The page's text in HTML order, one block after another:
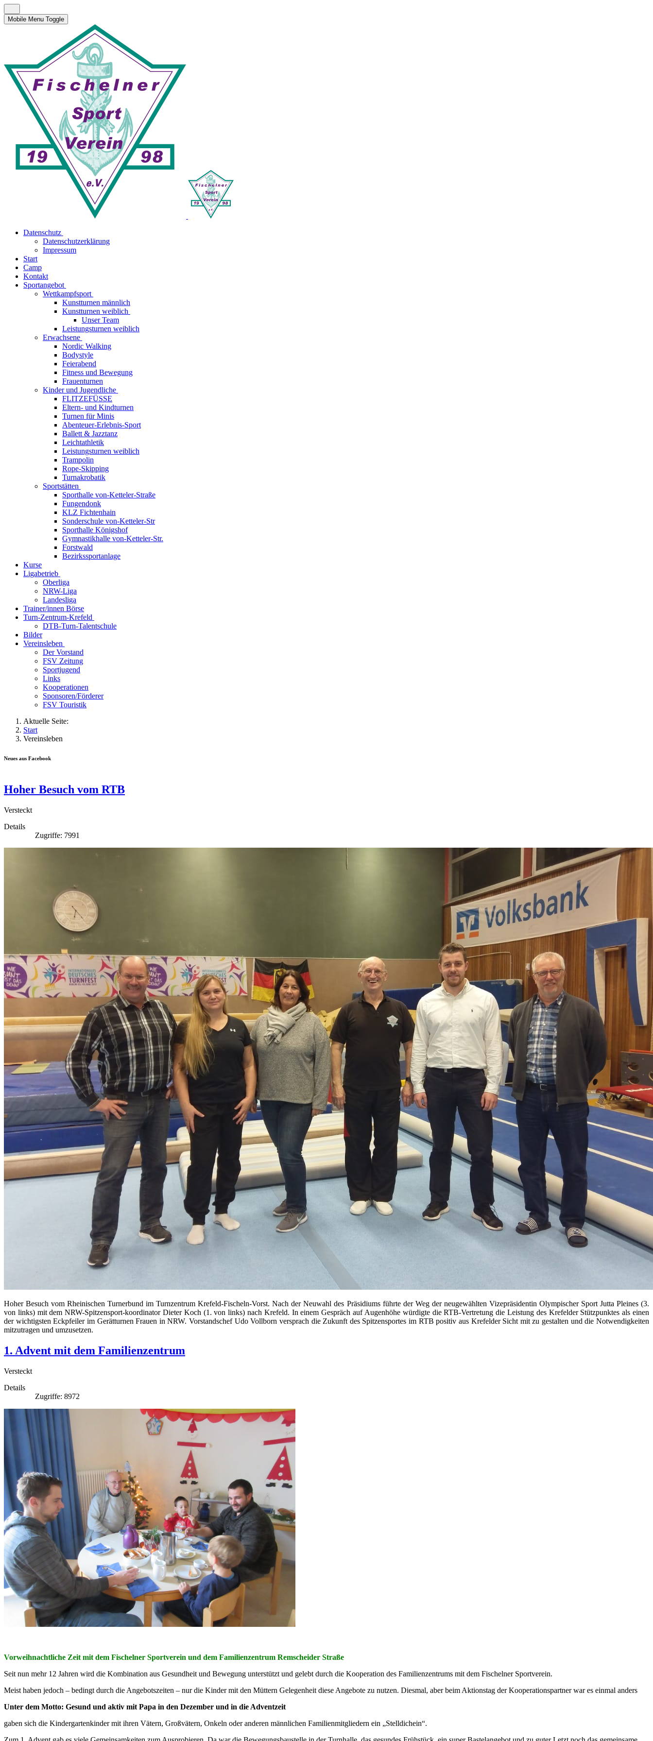
Mobile Menu Toggle
Datenschutz
Datenschutzerklärung
Impressum
Start
Camp
Kontakt
Sportangebot
Wettkampfsport
Kunstturnen männlich
Kunstturnen weiblich
Unser Team
Leistungsturnen weiblich
Erwachsene
Nordic Walking
Bodystyle
Feierabend
Fitness und Bewegung
Frauenturnen
Kinder und Jugendliche
FLITZEFÜSSE
Eltern- und Kindturnen
Turnen für Minis
Abenteuer-Erlebnis-Sport
Ballett & Jazztanz
Leichtathletik
Leistungsturnen weiblich
Trampolin
Rope-Skipping
Turnakrobatik
Sportstätten
Sporthalle von-Ketteler-Straße
Fungendonk
KLZ Fichtenhain
Sonderschule von-Ketteler-Str
Sporthalle Königshof
Gymnastikhalle von-Ketteler-Str.
Forstwald
Bezirkssportanlage
Kurse
Ligabetrieb
Oberliga
NRW-Liga
Landesliga
Trainer/innen Börse
Turn-Zentrum-Krefeld
DTB-Turn-Talentschule
Bilder
Vereinsleben
Der Vorstand
FSV Zeitung
Sportjugend
Links
Kooperationen
Sponsoren/Förderer
FSV Touristik
Aktuelle Seite:
Start
Vereinsleben
Neues aus Facebook
Hoher Besuch vom RTB
Versteckt
Details
Zugriffe: 7991
Hoher Besuch vom Rheinischen Turnerbund im Turnzentrum Krefeld-Fischeln-Vorst. Nach der Neuwahl des Präsidiums führte der Weg der neugewählten Vizepräsidentin Olympischer Sport Jutta Pleines (3.
von links) mit dem NRW-Spitzensport-koordinator Dieter Koch (1. von links) nach Krefeld. In einem Gespräch auf Augenhöhe würdigte die RTB-Vertretung die Leistung des Krefelder Stützpunktes als einen
der wichtigsten Eckpfeiler im Gerätturnen Frauen in NRW. Vorstandschef Udo Vollborn versprach die Zukunft des Spitzensportes im RTB positiv aus Krefelder Sicht mit zu gestalten und die Notwendigkeiten
mitzutragen und umzusetzen.
1. Advent mit dem Familienzentrum
Versteckt
Details
Zugriffe: 8972
Vorweihnachtliche Zeit mit dem Fischelner Sportverein und dem Familienzentrum Remscheider Straße
Seit nun mehr 12 Jahren wird die Kombination aus Gesundheit und Bewegung unterstützt und gelebt durch die Kooperation des Familienzentrums mit dem Fischelner Sportverein.
Meist haben jedoch – bedingt durch die Angebotszeiten – nur die Kinder mit den Müttern Gelegenheit diese Angebote zu nutzen. Diesmal, aber beim Aktionstag der Kooperationspartner war es einmal anders
Unter dem Motto: Gesund und aktiv mit Papa in den Dezember und in die Adventzeit
gaben sich die Kindergartenkinder mit ihren Vätern, Großvätern, Onkeln oder anderen männlichen Familienmitgliedern ein „Stelldichein“.